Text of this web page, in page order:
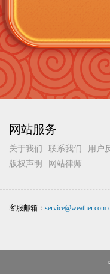
网站服务
关于我们 联系我们
用户
版权声明
网站律师
客服邮箱：